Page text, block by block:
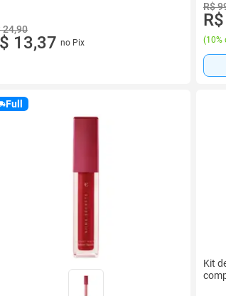
24,90
13,37 no Pix
R$
(10%
Full
Kit